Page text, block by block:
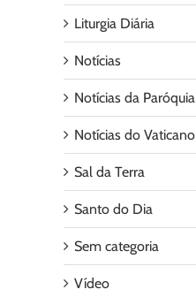
Liturgia Diária
Notícias
Notícias da Paróquia
Notícias do Vaticano
Sal da Terra
Santo do Dia
Sem categoria
Vídeo